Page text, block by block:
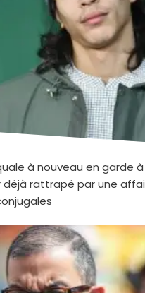
à nouveau en garde
déjà rattrapé par une